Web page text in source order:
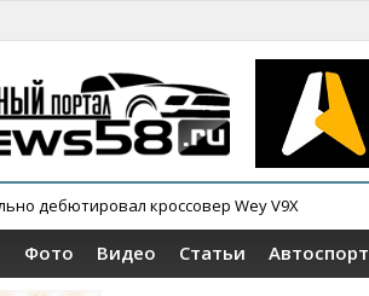
дебютировал кроссовер Wey V9X
с конвейера кроссовер Tenet T4
Фото Видео Статьи Автоспорт